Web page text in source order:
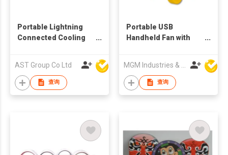
Portable Lightning
Connected Cooling
AST Group Co Ltd
查询
Portable USB
Handheld Fan with
查询